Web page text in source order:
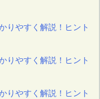
りやすく解説！ヒント
りやすく解説！ヒント
りやすく解説！ヒント